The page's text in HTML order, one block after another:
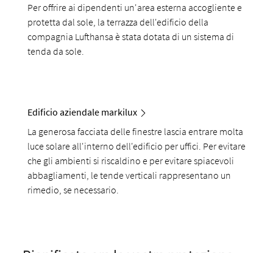
Per offrire ai dipendenti un'area esterna accogliente e
protetta dal sole, la terrazza dell'edificio della
compagnia Lufthansa è stata dotata di un sistema di
tenda da sole.
Edificio aziendale markilux
La generosa facciata delle finestre lascia entrare molta
luce solare all'interno dell'edificio per uffici. Per evitare
che gli ambienti si riscaldino e per evitare spiacevoli
abbagliamenti, le tende verticali rappresentano un
rimedio, se necessario.